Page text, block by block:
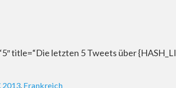
title=“Die letzten 5 Tweets über
2013, Frankreich